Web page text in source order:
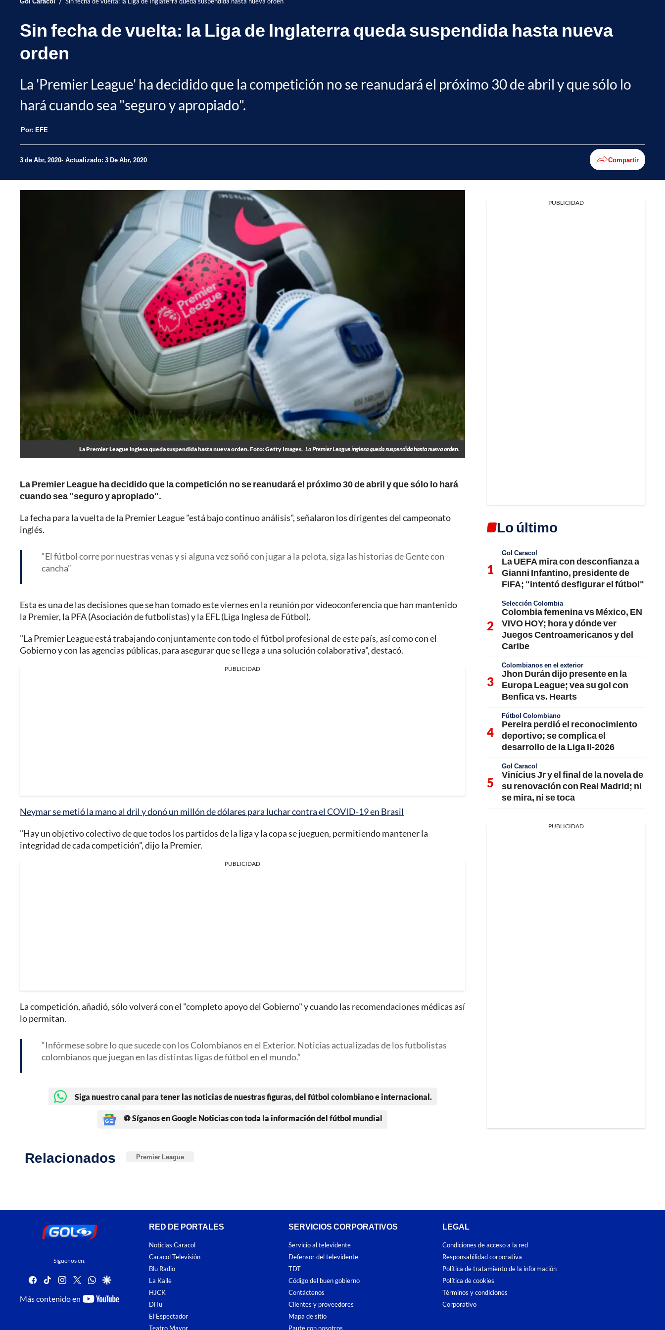
Sin fecha de vuelta: la Liga de Inglaterra queda suspendida hasta nueva
orden
La 'Premier League' ha decidido que la competición no se reanudará el próximo 30 de abril y que sólo lo
hará cuando sea "seguro y apropiado".
Por: EFE
3 de Abr, 2020 Actualizado: 3 De Abr, 2020 Compartir
La Premier League inglesa queda suspendida hasta nueva orden. Foto: Getty Images. La Premier League inglesa queda suspendida hasta nueva orden.
La Premier League ha decidido que la competición no se reanudará el próximo 30 de abril y que sólo lo hará
cuando sea "seguro y apropiado".
La fecha para la vuelta de la Premier League "está bajo continuo análisis", señalaron los dirigentes del campeonato
inglés.
El fútbol corre por nuestras venas y si alguna vez soñó con jugar a la pelota, siga las historias de Gente con
cancha
Esta es una de las decisiones que se han tomado este viernes en la reunión por videoconferencia que han mantenido
la Premier, la PFA (Asociación de futbolistas) y la EFL (Liga Inglesa de Fútbol).
"La Premier League está trabajando conjuntamente con todo el fútbol profesional de este país, así como con el
Gobierno y con las agencias públicas, para asegurar que se llega a una solución colaborativa", destacó.
PUBLICIDAD
Neymar se metió la mano al dril y donó un millón de dólares para luchar contra el COVID-19 en Brasil
"Hay un objetivo colectivo de que todos los partidos de la liga y la copa se jueguen, permitiendo mantener la
integridad de cada competición", dijo la Premier.
PUBLICIDAD
La competición, añadió, sólo volverá con el "completo apoyo del Gobierno" y cuando las recomendaciones médicas así
lo permitan.
Infórmese sobre lo que sucede con los Colombianos en el Exterior. Noticias actualizadas de los futbolistas
colombianos que juegan en las distintas ligas de fútbol en el mundo.
Siga nuestro canal para tener las noticias de nuestras figuras, del fútbol colombiano e internacional.
⚽ Síganos en Google Noticias con toda la información del fútbol mundial
Relacionados Premier League
PUBLICIDAD
Lo último
Gol Caracol
La UEFA mira con desconfianza a
Gianni Infantino, presidente de
FIFA; "intentó desfigurar el fútbol"
Selección Colombia
Colombia femenina vs México, EN
VIVO HOY; hora y dónde ver
Juegos Centroamericanos y del
Caribe
Colombianos en el exterior
Jhon Durán dijo presente en la
Europa League; vea su gol con
Benfica vs. Hearts
Fútbol Colombiano
Pereira perdió el reconocimiento
deportivo; se complica el
desarrollo de la Liga II-2026
Gol Caracol
Vinícius Jr y el final de la novela de
su renovación con Real Madrid; ni
se mira, ni se toca
PUBLICIDAD
Síguenos en:
facebook
tiktokinstagram
twitterwhatsapp
google
Más contenido en
youtube-
RED DE PORTALES
Noticias Caracol
Caracol Televisión
Blu Radio
La Kalle
HJCK
DiTu
El Espectador
Teatro Mayor
SERVICIOS CORPORATIVOS
Servicio al televidente
Defensor del televidente
TDT
Código del buen gobierno
Contáctenos
Clientes y proveedores
Mapa de sitio
Paute con nosotros
LEGAL
Condiciones de acceso a la red
Responsabilidad corporativa
Política de tratamiento de la información
Política de cookies
Términos y condiciones
Corporativo